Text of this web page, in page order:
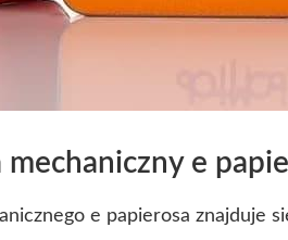
mechaniczny e
e papierosa znajduje